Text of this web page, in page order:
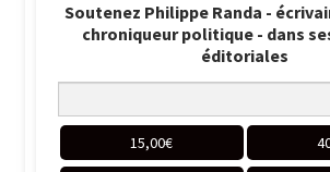
Soutenez Philippe Randa -
chroniqueur politique - dans
éditoriales
15,00€